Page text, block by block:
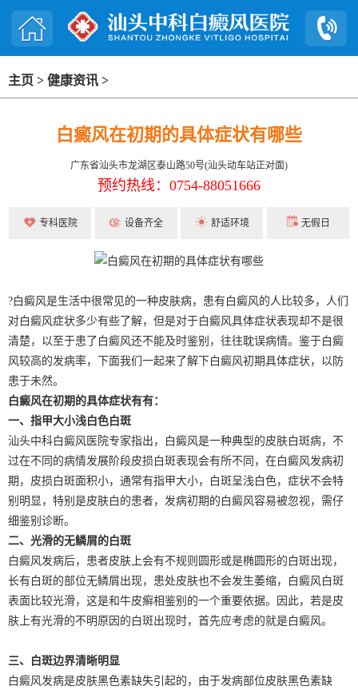
主页 > 健康资讯 >
白癜风在初期的具体症状有哪些
广东省汕头市龙湖区泰山路50号(汕头动车站正对面)
预约热线：0754-88051666
专科医院 设备齐全 舒适环境 无假日
?白癜风是生活中很常见的一种皮肤病，患有白癜风的人比较多，人们
对白癜风症状多少有些了解，但是对于白癜风具体症状表现却不是很
清楚，以至于患了白癜风还不能及时鉴别，往往耽误病情。鉴于白癜
风较高的发病率，下面我们一起来了解下白癜风初期具体症状，以防
患于未然。
白癜风在初期的具体症状有有：
一、指甲大小浅白色白斑
汕头中科白癜风医院专家指出，白癜风是一种典型的皮肤白斑病，不
过在不同的病情发展阶段皮损白斑表现会有所不同，在白癜风发病初
期，皮损白斑面积小，通常有指甲大小，白斑呈浅白色，症状不会特
别明显，特别是皮肤白的患者，发病初期的白癜风容易被忽视，需仔
细鉴别诊断。
二、光滑的无鳞屑的白斑
白癜风发病后，患者皮肤上会有不规则圆形或是椭圆形的白斑出现，
长有白斑的部位无鳞屑出现，患处皮肤也不会发生萎缩，白癜风白斑
表面比较光滑，这是和牛皮癣相鉴别的一个重要依据。因此，若是皮
肤上有光滑的不明原因的白斑出现时，首先应考虑的就是白癜风。
三、白斑边界清晰明显
白癜风发病是皮肤黑色素缺失引起的，由于发病部位皮肤黑色素缺